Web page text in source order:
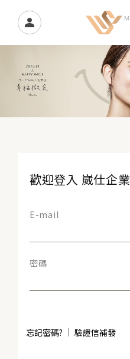
歡迎登入 崴仕企業
E-mail
密碼
忘記密碼? 驗證信補發